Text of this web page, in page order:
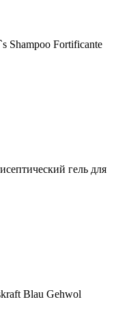
Shampoo Fortificante
гель для
Blau Gehwol